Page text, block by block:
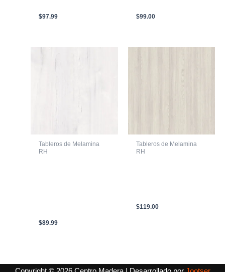
$97.99 $99.00
Tableros de Melamina
RH
$89.99
Tableros de Melamina
RH
$119.00